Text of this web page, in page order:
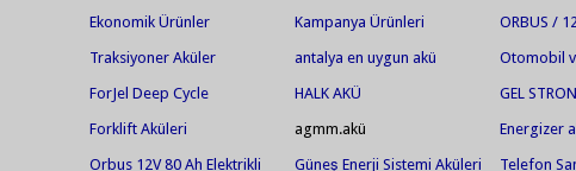
Ekonomik Ürünler Kampanya Ürünleri
ORBUS /
Deşarjlı Jel
Traksiyoner Aküler antalya en uygun akü
Otomobil
ForJel Deep Cycle
HALK AKÜ GEL
Forklift Aküleri
agmm.akü Energizer
Orbus 12V 80 Ah Elektrikli
Güneş Enerji Sistemi Aküleri Telefon